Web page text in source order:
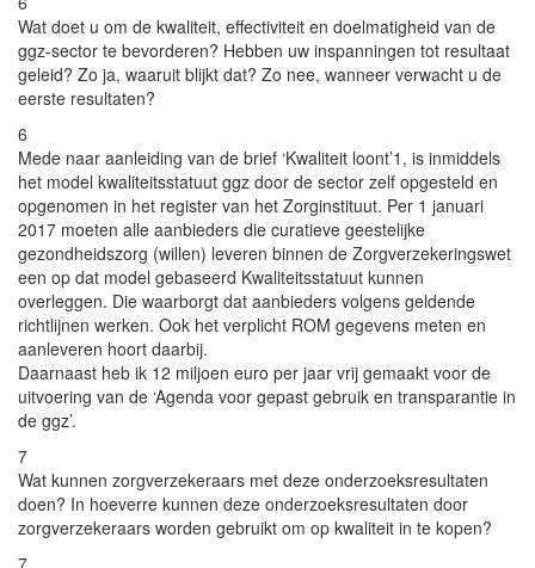
Wat doet u om de kwaliteit, effectiviteit en doelmatigheid van de
ggz-sector te bevorderen? Hebben uw inspanningen tot resultaat
geleid? Zo ja, waaruit blijkt dat? Zo nee, wanneer verwacht u de
eerste resultaten?
6
Mede naar aanleiding van de brief ‘Kwaliteit loont’1, is inmiddels
het model kwaliteitsstatuut ggz door de sector zelf opgesteld en
opgenomen in het register van het Zorginstituut. Per 1 januari
2017 moeten alle aanbieders die curatieve geestelijke
gezondheidszorg (willen) leveren binnen de Zorgverzekeringswet
een op dat model gebaseerd Kwaliteitsstatuut kunnen
overleggen. Die waarborgt dat aanbieders volgens geldende
richtlijnen werken. Ook het verplicht ROM gegevens meten en
aanleveren hoort daarbij.
Daarnaast heb ik 12 miljoen euro per jaar vrij gemaakt voor de
uitvoering van de ‘Agenda voor gepast gebruik en transparantie in
de ggz’.
7
Wat kunnen zorgverzekeraars met deze onderzoeksresultaten
doen? In hoeverre kunnen deze onderzoeksresultaten door
zorgverzekeraars worden gebruikt om op kwaliteit in te kopen?
7